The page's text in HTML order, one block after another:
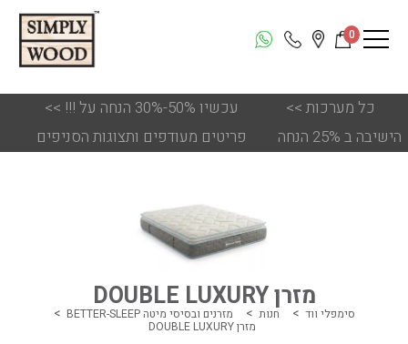
0
<< !!! עכשיו 50%-30% הנחה על
פריטים מעודפים ותצוגות הסניפים
<< כל מערכות
הישיבה ב 25% הנחה
מזרן DOUBLE LUXURY
סימפלי ווד חנות מזרנים ובסיסי מיטה BETTER-SLEEP
מזרן DOUBLE LUXURY